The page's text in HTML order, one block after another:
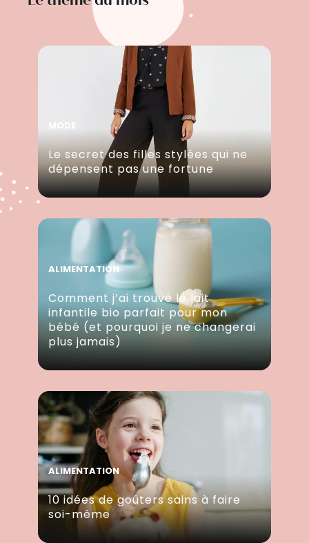
Le secret des filles stylées qui ne
dépensent pas une fortune
ALIMENTATION
Comment j’ai trouvé le lait
infantile bio parfait pour mon
bébé (et pourquoi je ne changerai
plus jamais)
ALIMENTATION
10 idées de goûters sains à faire
soi-même